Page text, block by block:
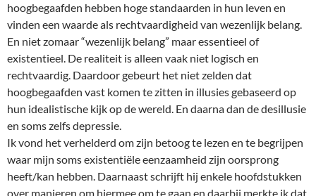
hoogbegaafden hebben hoge standaarden in hun leven en
vinden een waarde als rechtvaardigheid van wezenlijk belang.
En niet zomaar “wezenlijk belang” maar essentieel of
existentieel. De realiteit is alleen vaak niet logisch en
rechtvaardig. Daardoor gebeurt het niet zelden dat
hoogbegaafden vast komen te zitten in illusies gebaseerd op
hun idealistische kijk op de wereld. En daarna dan de desillusie
en soms zelfs depressie.
Ik vond het verhelderd om zijn betoog te lezen en te begrijpen
waar mijn soms existentiële eenzaamheid zijn oorsprong
heeft/kan hebben. Daarnaast schrijft hij enkele hoofdstukken
over manieren om hiermee om te gaan en daarbij merkte ik dat